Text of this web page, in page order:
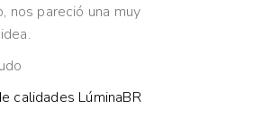
nos pareció una muy
calidades LúminaBR